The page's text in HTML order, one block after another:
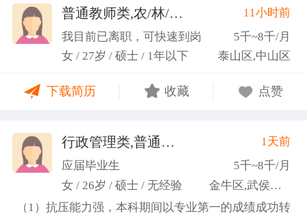
做事认真细心，具有较强的执行力、高度敬业精神、
良好的职业操 守和团队协作精神。
普通教师类,农/林/牧/渔业 (张卓璐)11小时前
我目前已离职，可快速到岗
5千~8千/月
女 / 27岁 / 硕士 / 1年以下
泰山区,中山区
下载简历 收藏 点赞
行政管理类,普通教师类
1天前
应届毕业生
5千~8千/月
女 / 26岁 / 硕士 / 无经验
金牛区,武侯区,青羊区
（1）抗压能力强，本科期间以专业第一的成绩成功转